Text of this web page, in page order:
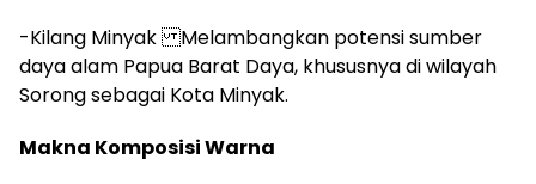
-Kilang Minyak Melambangkan potensi sumber
daya alam Papua Barat Daya, khususnya di wilayah
Sorong sebagai Kota Minyak.
Makna Komposisi Warna